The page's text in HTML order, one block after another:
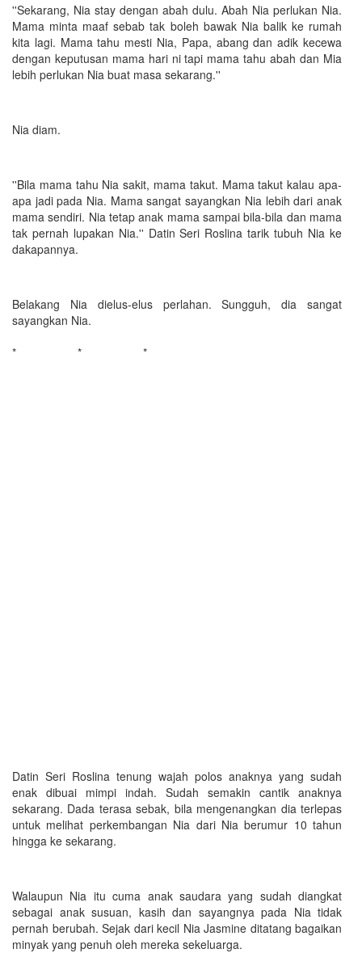
''Sekarang, Nia stay dengan abah dulu. Abah Nia perlukan Nia.
Mama minta maaf sebab tak boleh bawak Nia balik ke rumah
kita lagi. Mama tahu mesti Nia, Papa, abang dan adik kecewa
dengan keputusan mama hari ni tapi mama tahu abah dan Mia
lebih perlukan Nia buat masa sekarang.''
Nia diam.
''Bila mama tahu Nia sakit, mama takut. Mama takut kalau apa-
apa jadi pada Nia. Mama sangat sayangkan Nia lebih dari anak
mama sendiri. Nia tetap anak mama sampai bila-bila dan mama
tak pernah lupakan Nia.'' Datin Seri Roslina tarik tubuh Nia ke
dakapannya.
Belakang Nia dielus-elus perlahan. Sungguh, dia sangat
sayangkan Nia.
* * *
Datin Seri Roslina tenung wajah polos anaknya yang sudah
enak dibuai mimpi indah. Sudah semakin cantik anaknya
sekarang. Dada terasa sebak, bila mengenangkan dia terlepas
untuk melihat perkembangan Nia dari Nia berumur 10 tahun
hingga ke sekarang.
Walaupun Nia itu cuma anak saudara yang sudah diangkat
sebagai anak susuan, kasih dan sayangnya pada Nia tidak
pernah berubah. Sejak dari kecil Nia Jasmine ditatang bagaikan
minyak yang penuh oleh mereka sekeluarga.